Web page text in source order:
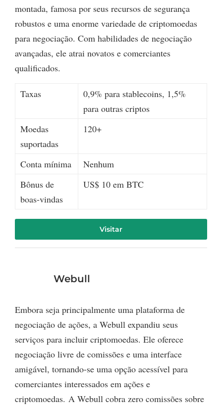
montada, famosa por seus recursos de segurança
robustos e uma enorme variedade de criptomoedas
para negociação. Com habilidades de negociação
avançadas, ele atrai novatos e comerciantes
qualificados.
Taxas
0,9% para stablecoins, 1,5%
para outras criptos
Moedas
suportadas
120+
Conta mínima
Nenhum
Bônus de
boas-vindas
US$ 10 em BTC
Visitar
Webull
Embora seja principalmente uma plataforma de
negociação de ações, a Webull expandiu seus
serviços para incluir criptomoedas. Ele oferece
negociação livre de comissões e uma interface
amigável, tornando-se uma opção acessível para
comerciantes interessados em ações e
criptomoedas. A Webull cobra zero comissões sobre